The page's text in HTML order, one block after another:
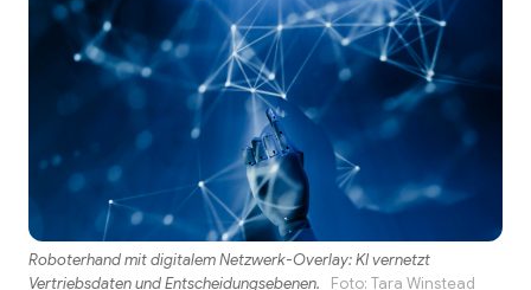
Roboterhand mit digitalem Netzwerk-Overlay: KI vernetzt
Vertriebsdaten und Entscheidungsebenen.
Foto: Tara Winstead